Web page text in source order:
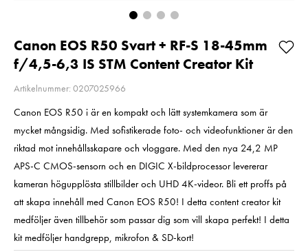
Canon EOS R50 Svart + RF-S 18-45mm
f/4,5-6,3 IS STM Content Creator Kit
Artikelnummer: 0207025966
Canon EOS R50 i är en kompakt och lätt systemkamera som är
mycket mångsidig. Med sofistikerade foto- och videofunktioner är den
riktad mot innehållsskapare och vloggare. Med den nya 24,2 MP
APS-C CMOS-sensorn och en DIGIC X-bildprocessor levererar
kameran högupplösta stillbilder och UHD 4K-videor. Bli ett proffs på
att skapa innehåll med Canon EOS R50! I detta content creator kit
medföljer även tillbehör som passar dig som vill skapa perfekt! I detta
kit medföljer handgrepp, mikrofon & SD-kort!